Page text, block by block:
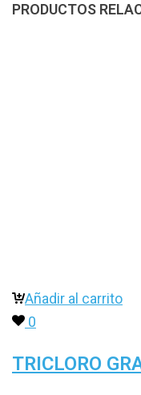
PRODUCTOS
Añadir al carrito
0
TRICLORO